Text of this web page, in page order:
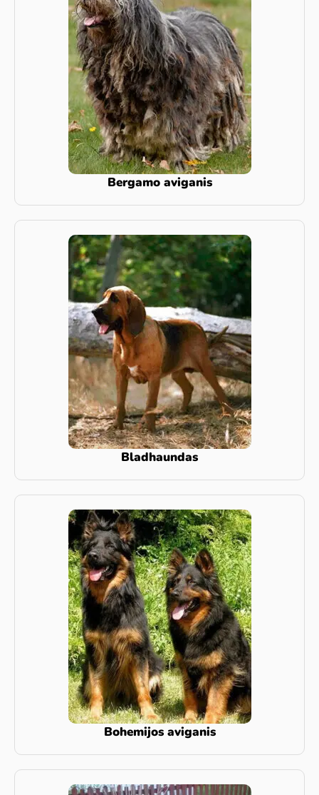
Bergamo aviganis
Bladhaundas
Bohemijos aviganis